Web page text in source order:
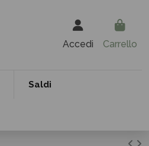
Accedi Carrello
Saldi